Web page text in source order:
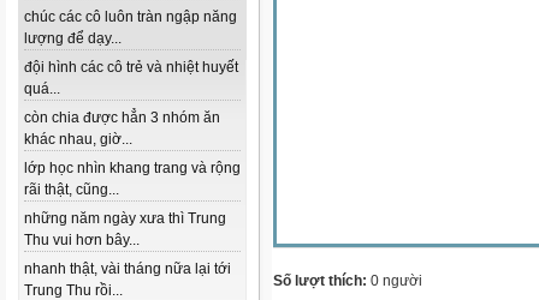
chúc các cô luôn tràn ngập năng
lượng để dạy...
đội hình các cô trẻ và nhiệt huyết
quá...
còn chia được hẳn 3 nhóm ăn
khác nhau, giờ...
lớp học nhìn khang trang và rộng
rãi thật, cũng...
những năm ngày xưa thì Trung
Thu vui hơn bây...
nhanh thật, vài tháng nữa lại tới
Trung Thu rồi...
Số lượt thích: 0 người